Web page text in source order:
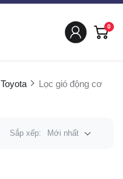
0
Toyota
Lọc gió động cơ
Sắp xếp: Mới nhất